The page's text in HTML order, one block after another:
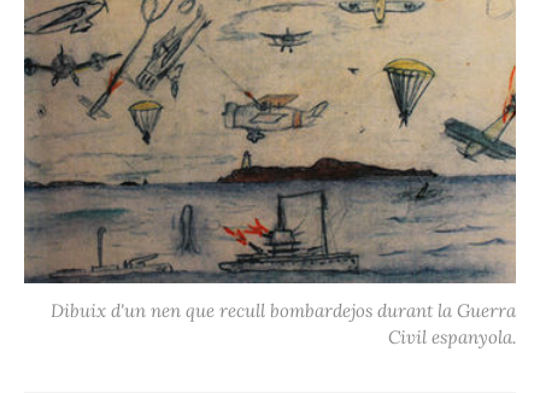
Dibuix d'un nen que recull bombardejos durant la Guerra
Civil espanyola.